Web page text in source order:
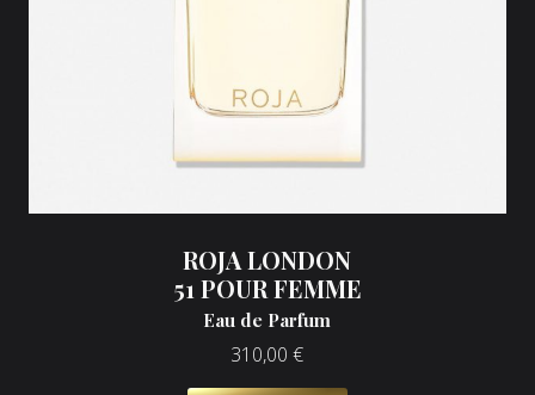
ROJA LONDON
51 POUR FEMME
Eau de Parfum
310,00 €